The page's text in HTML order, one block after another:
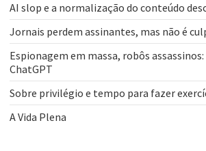
AI slop e a normalização do conteúdo
Jornais perdem assinantes, mas não é
Espionagem em massa, robôs assassinos:
ChatGPT
Sobre privilégio e tempo para fazer
A Vida Plena